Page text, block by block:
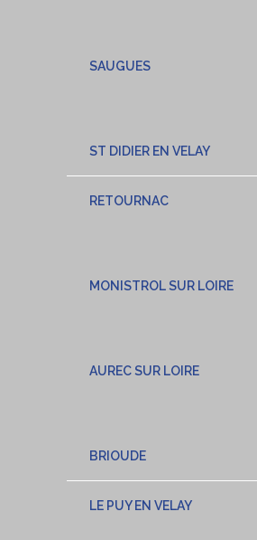
SAUGUES
ST DIDIER EN VELAY
RETOURNAC
MONISTROL SUR LOIRE
AUREC SUR LOIRE
BRIOUDE
LE PUY EN VELAY